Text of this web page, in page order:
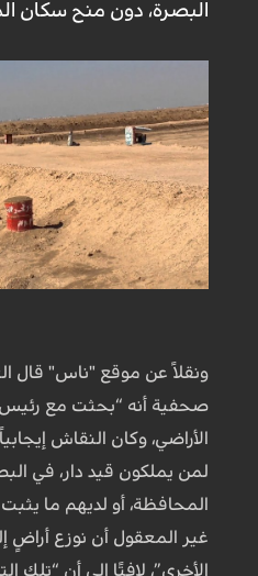
البصرة، دون منح سكان
ونقلاً عن موقع "ناس" قال
صحفية أنه “بحثت مع رئيس
الأراضي، وكان النقاش
لمن يملكون قيد دار، في
المحافظة، أو لديهم ما
غير المعقول أن نوزع أراضٍ
الأخرى”، لافتًا إلى أن